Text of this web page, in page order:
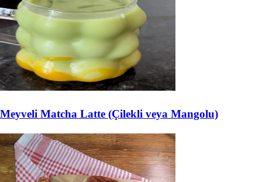
Meyveli Matcha Latte (Çilekli veya Mangolu)